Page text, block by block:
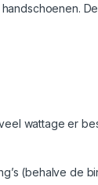
wattage er
(behalve de